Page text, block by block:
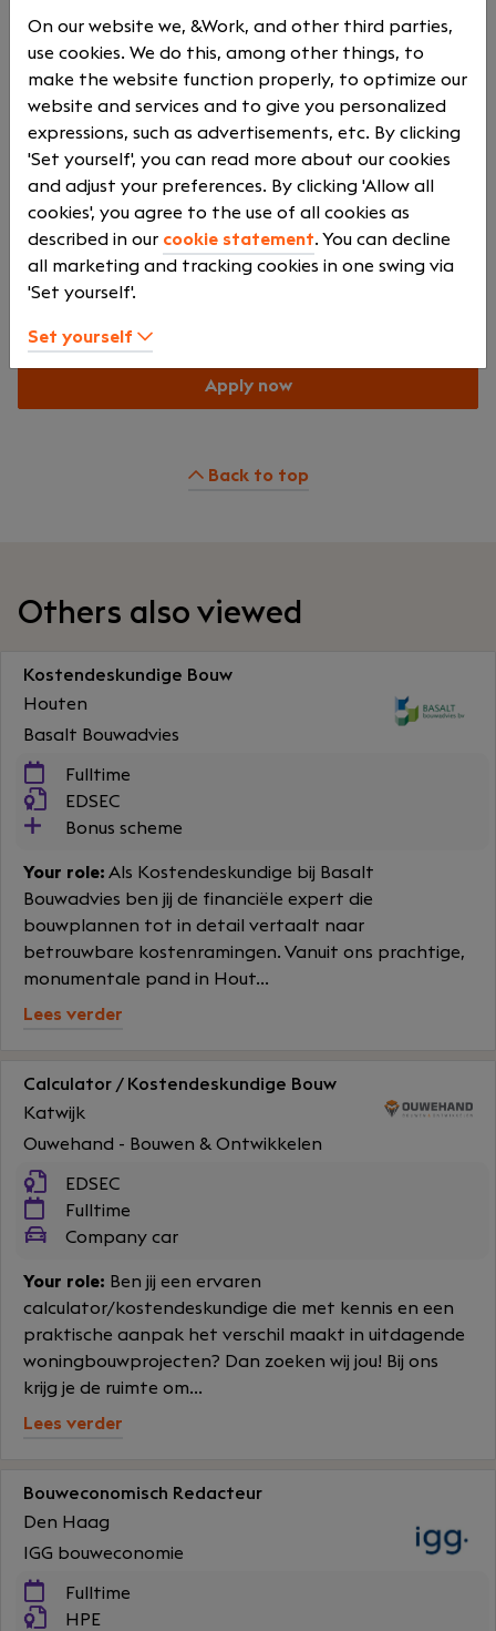
focus op eigen projectontwikkeling streven wij ernaar
om huizen te realiseren waar we zelf trots op kunnen
zijn. Jouw rol als calculator/kostendeskundige is daarbij
onmisbaar om projecten financieel gezond en
toekomstbestendig te maken.
Our location
Apply now
Back to top
Others also viewed
Kostendeskundige Bouw
Houten
Basalt Bouwadvies
Fulltime
EDSEC
Bonus scheme
Your role: Als Kostendeskundige bij Basalt
Bouwadvies ben jij de financiële expert die
bouwplannen tot in detail vertaalt naar
betrouwbare kostenramingen. Vanuit ons prachtige,
monumentale pand in Hout...
Lees verder
Calculator / Kostendeskundige Bouw
Katwijk
Ouwehand - Bouwen & Ontwikkelen
EDSEC
Fulltime
Company car
Your role: Ben jij een ervaren
calculator/kostendeskundige die met kennis en een
praktische aanpak het verschil maakt in uitdagende
woningbouwprojecten? Dan zoeken wij jou! Bij ons
krijg je de ruimte om...
Lees verder
Bouweconomisch Redacteur
Den Haag
IGG bouweconomie
Fulltime
HPE
On our website we, &Work, and other third parties,
use cookies. We do this, among other things, to
make the website function properly, to optimize our
website and services and to give you personalized
expressions, such as advertisements, etc. By clicking
'Set yourself', you can read more about our cookies
and adjust your preferences. By clicking 'Allow all
cookies', you agree to the use of all cookies as
described in our cookie statement. You can decline
all marketing and tracking cookies in one swing via
'Set yourself'.
Set yourself